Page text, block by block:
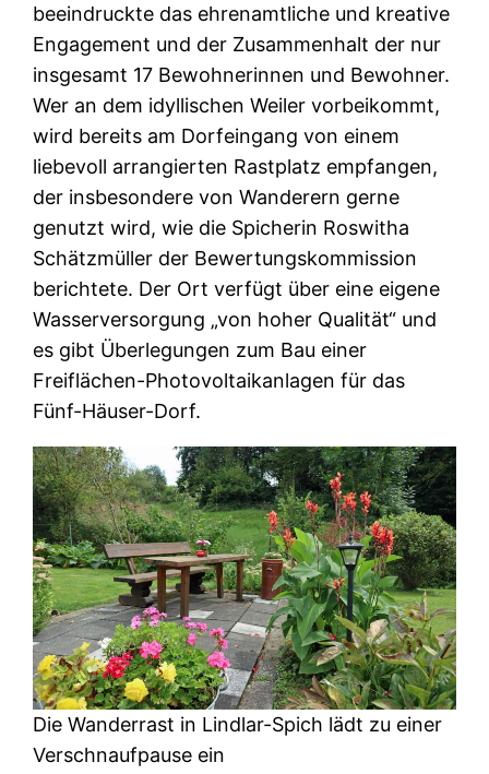
beeindruckte das ehrenamtliche und kreative
Engagement und der Zusammenhalt der nur
insgesamt 17 Bewohnerinnen und Bewohner.
Wer an dem idyllischen Weiler vorbeikommt,
wird bereits am Dorfeingang von einem
liebevoll arrangierten Rastplatz empfangen,
der insbesondere von Wanderern gerne
genutzt wird, wie die Spicherin Roswitha
Schätzmüller der Bewertungskommission
berichtete. Der Ort verfügt über eine eigene
Wasserversorgung „von hoher Qualität“ und
es gibt Überlegungen zum Bau einer
Freiflächen-Photovoltaikanlagen für das
Fünf-Häuser-Dorf.
Die Wanderrast in Lindlar-Spich lädt zu einer
Verschnaufpause ein